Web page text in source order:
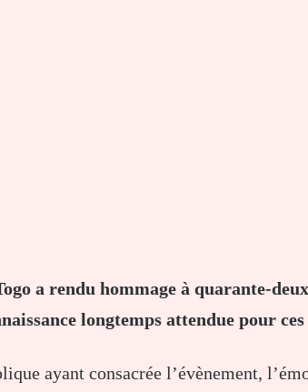
a rendu hommage à quarante-
longtemps attendue pour
ayant consacrée l’évènement,